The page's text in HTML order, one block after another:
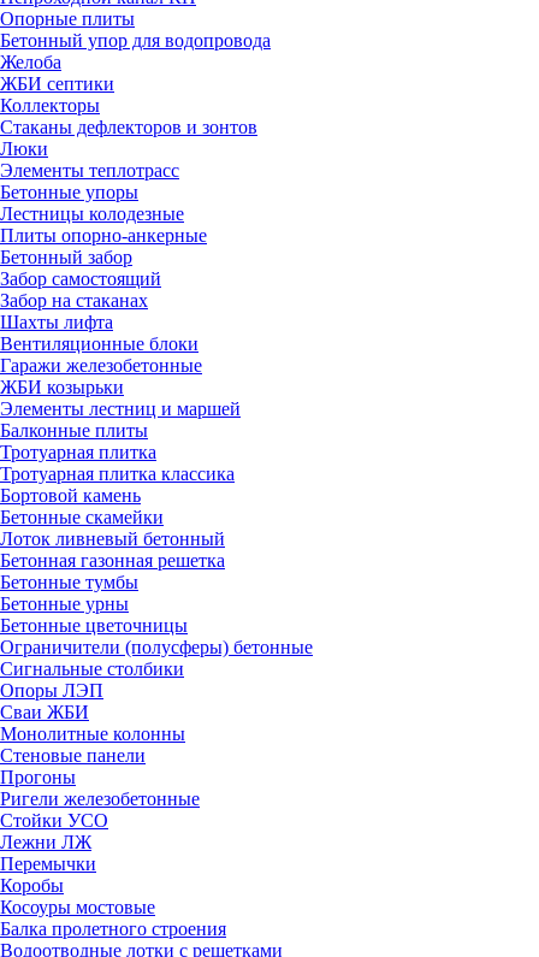
Опорные плиты
Бетонный упор для водопровода
Желоба
ЖБИ септики
Коллекторы
Стаканы дефлекторов и зонтов
Люки
Элементы теплотрасс
Бетонные упоры
Лестницы колодезные
Плиты опорно-анкерные
Бетонный забор
Забор самостоящий
Забор на стаканах
Шахты лифта
Вентиляционные блоки
Гаражи железобетонные
ЖБИ козырьки
Элементы лестниц и маршей
Балконные плиты
Тротуарная плитка
Тротуарная плитка классика
Бортовой камень
Бетонные скамейки
Лоток ливневый бетонный
Бетонная газонная решетка
Бетонные тумбы
Бетонные урны
Бетонные цветочницы
Ограничители (полусферы) бетонные
Сигнальные столбики
Опоры ЛЭП
Сваи ЖБИ
Монолитные колонны
Стеновые панели
Прогоны
Ригели железобетонные
Стойки УСО
Лежни ЛЖ
Перемычки
Коробы
Косоуры мостовые
Балка пролетного строения
Водоотводные лотки с решетками